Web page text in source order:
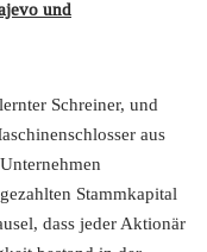
und
Schreiner, und
aus
Stammkapital
dass jeder Aktionär